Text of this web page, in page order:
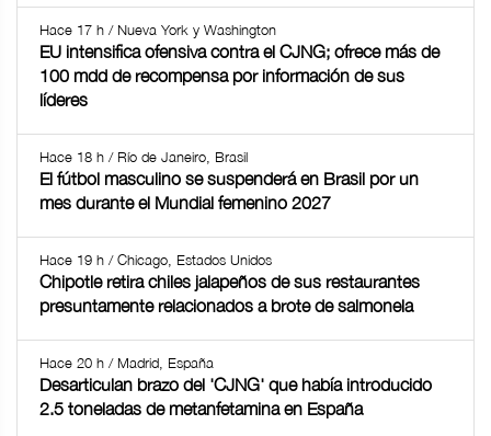
Hace 17 h / Nueva York y Washington
EU intensifica ofensiva contra el CJNG; ofrece más de
100 mdd de recompensa por información de sus
líderes
Hace 18 h / Río de Janeiro, Brasil
El fútbol masculino se suspenderá en Brasil por un
mes durante el Mundial femenino 2027
Hace 19 h / Chicago, Estados Unidos
Chipotle retira chiles jalapeños de sus restaurantes
presuntamente relacionados a brote de salmonela
Hace 20 h / Madrid, España
Desarticulan brazo del 'CJNG' que había introducido
2.5 toneladas de metanfetamina en España